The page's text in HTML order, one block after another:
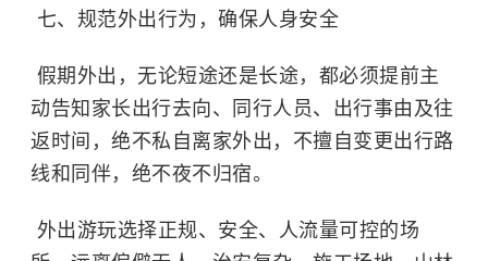
七、规范外出行为，确保人身安全
假期外出，无论短途还是长途，都必须提前主
动告知家长出行去向、同行人员、出行事由及往
返时间，绝不私自离家外出，不擅自变更出行路
线和同伴，绝不夜不归宿。
外出游玩选择正规、安全、人流量可控的场